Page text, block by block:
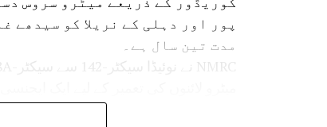
پور اور دہلی کے نریلا کو سیدھے
مدت تین سال ہے۔
کی امید ہے۔ مکمل ہونے کے بعد یہ کام